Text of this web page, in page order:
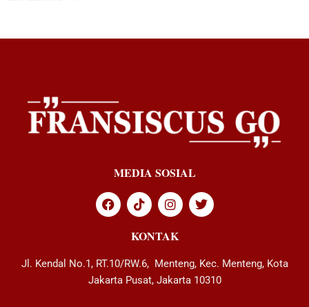
MEDIA SOSIAL
KONTAK
Jl. Kendal No.1, RT.10/RW.6, Menteng, Kec. Menteng, Kota
Jakarta Pusat, Jakarta 10310